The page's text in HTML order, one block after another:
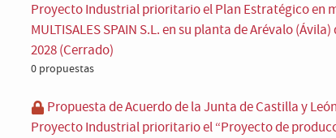
Proyecto Industrial prioritario el Plan Estratégico en
MULTISALES SPAIN S.L. en su planta de Arévalo
2028 (Cerrado)
0 propuestas
Propuesta de Acuerdo de la Junta de Castilla y
Proyecto Industrial prioritario el “Proyecto de